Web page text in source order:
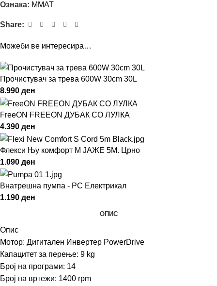
Ознака: MMAT
Share:
Можеби ве интересира…
Прочистувач за трева 600W 30cm 30L
8.990 ден
FreeON FREEON ДУБАК СО ЛУЛКА
4.390 ден
Флекси Њу комфорт М ЈАЖЕ 5М. Црно
1.090 ден
Внатрешна пумпа - РС Електрикал
1.190 ден
ОПИС
Опис
Мотор: Дигитален Инвертер PowerDrive
Капацитет за перење: 9 kg
Број на програми: 14
Број на вртежи: 1400 rpm